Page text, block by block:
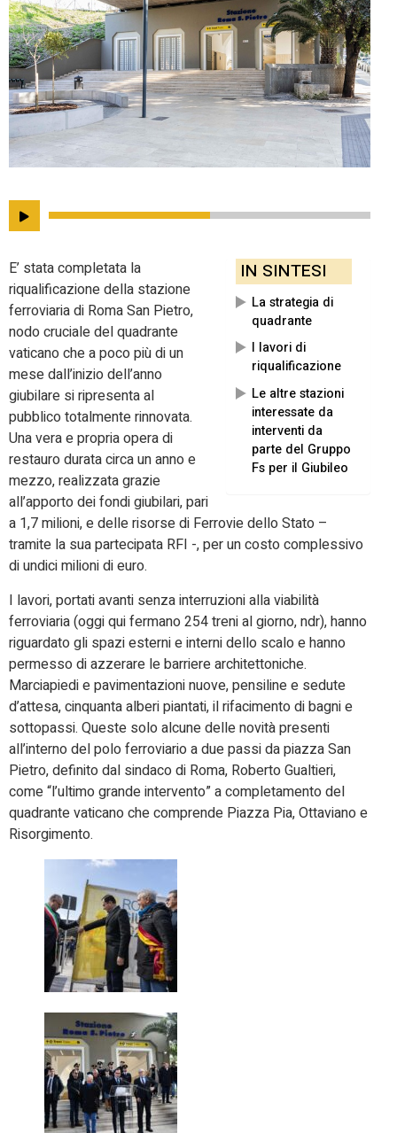
IN SINTESI
La strategia di
quadrante
I lavori di
riqualificazione
Le altre stazioni
interessate da
interventi da
parte del Gruppo
Fs per il Giubileo
E’ stata completata la
riqualificazione della stazione
ferroviaria di Roma San Pietro,
nodo cruciale del quadrante
vaticano che a poco più di un
mese dall’inizio dell’anno
giubilare si ripresenta al
pubblico totalmente rinnovata.
Una vera e propria opera di
restauro durata circa un anno e
mezzo, realizzata grazie
all’apporto dei fondi giubilari, pari
a 1,7 milioni, e delle risorse di Ferrovie dello Stato –
tramite la sua partecipata RFI -, per un costo complessivo
di undici milioni di euro.
I lavori, portati avanti senza interruzioni alla viabilità
ferroviaria (oggi qui fermano 254 treni al giorno, ndr), hanno
riguardato gli spazi esterni e interni dello scalo e hanno
permesso di azzerare le barriere architettoniche.
Marciapiedi e pavimentazioni nuove, pensiline e sedute
d’attesa, cinquanta alberi piantati, il rifacimento di bagni e
sottopassi. Queste solo alcune delle novità presenti
all’interno del polo ferroviario a due passi da piazza San
Pietro, definito dal sindaco di Roma, Roberto Gualtieri,
come “l’ultimo grande intervento” a completamento del
quadrante vaticano che comprende Piazza Pia, Ottaviano e
Risorgimento.